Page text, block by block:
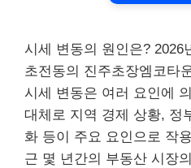
시세 변동의 원인은? 2026
초전동의 진주초장엠코타
시세 변동은 여러 요인에
대체로 지역 경제 상황, 정
화 등이 주요 요인으로 작
근 몇 년간의 부동산 시장